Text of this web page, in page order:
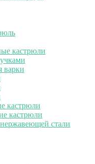
кастрюли
варки
кастрюли
кастрюли
стали